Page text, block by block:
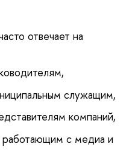
отвечает на
служащим,
компаний,
работающим с медиа и